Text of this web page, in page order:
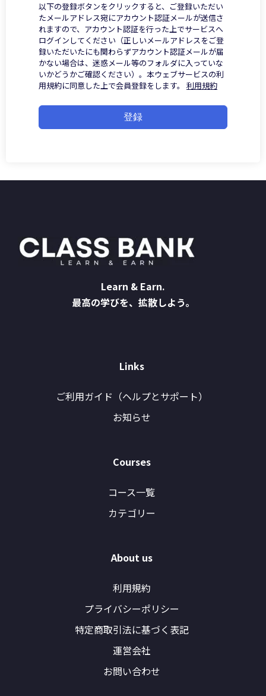
以下の登録ボタンをクリックすると、ご登録いただい
たメールアドレス宛にアカウント認証メールが送信さ
れますので、アカウント認証を行った上でサービスへ
ログインしてください（正しいメールアドレスをご登
録いただいたにも関わらずアカウント認証メールが届
かない場合は、迷惑メール等のフォルダに入っていな
いかどうかご確認ください）。本ウェブサービスの利
用規約に同意した上で会員登録をします。 利用規約
登録
Learn & Earn.
最高の学びを、拡散しよう。
Links
ご利用ガイド（ヘルプとサポート）
お知らせ
Courses
コース一覧
カテゴリー
About us
利用規約
プライバシーポリシー
特定商取引法に基づく表記
運営会社
お問い合わせ